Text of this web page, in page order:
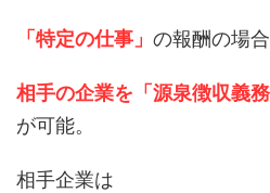
「特定の仕事」 の報酬の場合
相手の企業を「源泉徴収義
が可能。
相手企業は